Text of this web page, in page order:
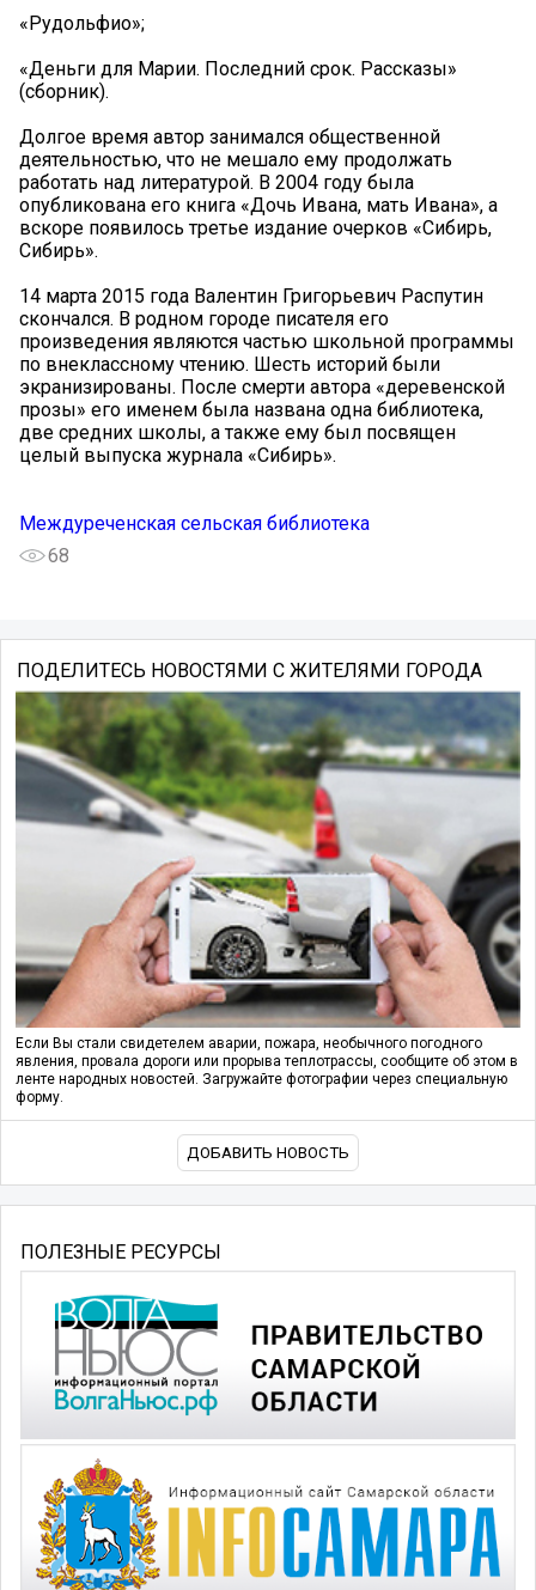
«Рудольфио»;
«Деньги для Марии. Последний срок. Рассказы»
(сборник).
Долгое время автор занимался общественной
деятельностью, что не мешало ему продолжать
работать над литературой. В 2004 году была
опубликована его книга «Дочь Ивана, мать Ивана», а
вскоре появилось третье издание очерков «Сибирь,
Сибирь».
14 марта 2015 года Валентин Григорьевич Распутин
скончался. В родном городе писателя его
произведения являются частью школьной программы
по внеклассному чтению. Шесть историй были
экранизированы. После смерти автора «деревенской
прозы» его именем была названа одна библиотека,
две средних школы, а также ему был посвящен
целый выпуска журнала «Сибирь».
Междуреченская сельская библиотека
68
ПОДЕЛИТЕСЬ НОВОСТЯМИ С ЖИТЕЛЯМИ ГОРОДА
Если Вы стали свидетелем аварии, пожара, необычного погодного
явления, провала дороги или прорыва теплотрассы, сообщите об этом в
ленте народных новостей. Загружайте фотографии через специальную
форму.
ДОБАВИТЬ НОВОСТЬ
ПОЛЕЗНЫЕ РЕСУРСЫ